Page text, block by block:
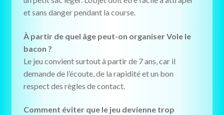
et sans danger pendant la course.
À partir de quel âge peut-on organiser Vole le
bacon ?
Le jeu convient surtout à partir de 7 ans, car il
demande de l’écoute, de la rapidité et un bon
respect des règles de contact.
Comment éviter que le jeu devienne trop